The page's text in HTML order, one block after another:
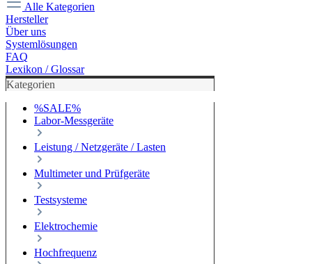
Alle Kategorien
Hersteller
Über uns
Systemlösungen
FAQ
Lexikon / Glossar
Kategorien
%SALE%
Labor-Messgeräte
Leistung / Netzgeräte / Lasten
Multimeter und Prüfgeräte
Testsysteme
Elektrochemie
Hochfrequenz